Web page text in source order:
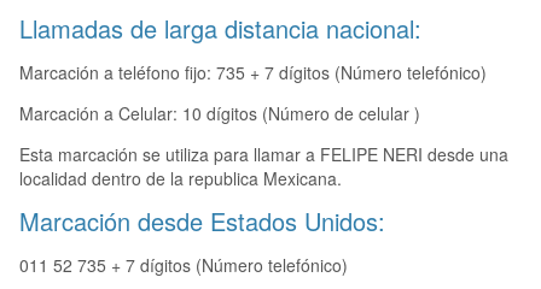
Llamadas de larga distancia nacional:
Marcación a teléfono fijo: 735 + 7 dígitos (Número telefónico)
Marcación a Celular: 10 dígitos (Número de celular )
Esta marcación se utiliza para llamar a FELIPE NERI desde una
localidad dentro de la republica Mexicana.
Marcación desde Estados Unidos:
011 52 735 + 7 dígitos (Número telefónico)